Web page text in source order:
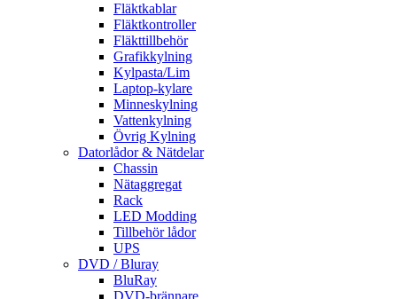
Fläktkablar
Fläktkontroller
Fläkttillbehör
Grafikkylning
Kylpasta/Lim
Laptop-kylare
Minneskylning
Vattenkylning
Övrig Kylning
Datorlådor & Nätdelar
Chassin
Nätaggregat
Rack
LED Modding
Tillbehör lådor
UPS
DVD / Bluray
BluRay
DVD-brännare